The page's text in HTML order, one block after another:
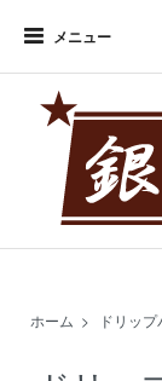
メニュー
ホーム > ドリッ